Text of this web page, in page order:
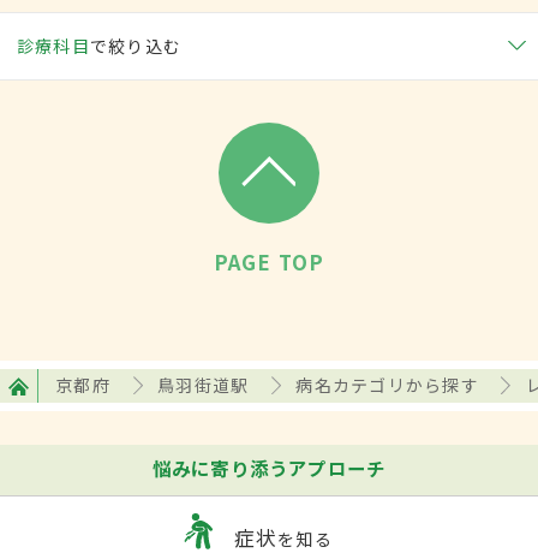
診療科目で絞り込む
PAGE TOP
京都府 鳥羽街道駅 病名カテゴリから探す
悩みに寄り添うアプローチ
症状を知る